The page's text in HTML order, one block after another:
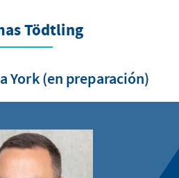
Tödtling
York (en preparación)